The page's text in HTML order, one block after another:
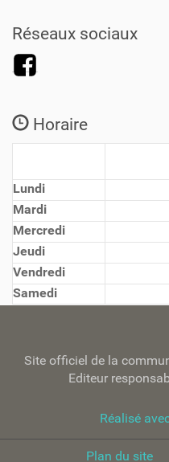
Réseaux sociaux
Horaire
Lundi
Mardi
Mercredi
Jeudi
Vendredi
Samedi
Site officiel de la
Editeur
Réalisé
Plan du site